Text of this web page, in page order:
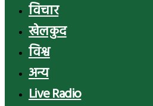
विचार
खेलकुद
विश्व
अन्य
Live Radio